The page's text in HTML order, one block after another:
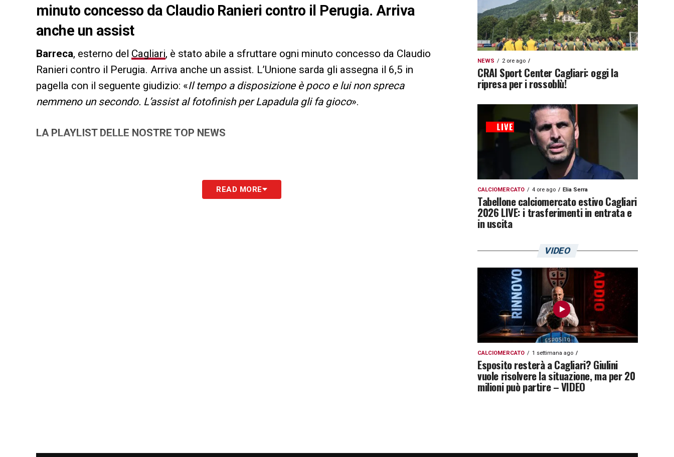
minuto concesso da Claudio Ranieri contro il Perugia. Arriva
anche un assist
Barreca, esterno del Cagliari, è stato abile a sfruttare ogni minuto concesso da Claudio
Ranieri contro il Perugia. Arriva anche un assist. L’Unione sarda gli assegna il 6,5 in
pagella con il seguente giudizio: «Il tempo a disposizione è poco e lui non spreca
nemmeno un secondo. L’assist al fotofinish per Lapadula gli fa gioco».
LA PLAYLIST DELLE NOSTRE TOP NEWS
READ MORE
NEWS 2 ore ago
CRAI Sport Center Cagliari: oggi la
ripresa per i rossoblù!
CALCIOMERCATO 4 ore ago Elia Serra
Tabellone calciomercato estivo Cagliari
2026 LIVE: i trasferimenti in entrata e
in uscita
VIDEO
CALCIOMERCATO 1 settimana ago
Esposito resterà a Cagliari? Giulini
vuole risolvere la situazione, ma per 20
milioni può partire – VIDEO